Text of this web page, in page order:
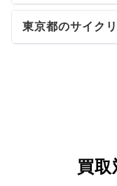
東京都のサイク
買